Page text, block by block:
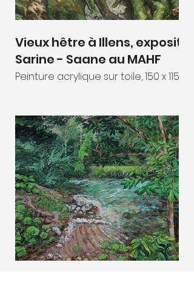
Vieux hêtre à Illens, exposition
Sarine - Saane au MAHF
Peinture acrylique sur toile, 150 x 115 cm